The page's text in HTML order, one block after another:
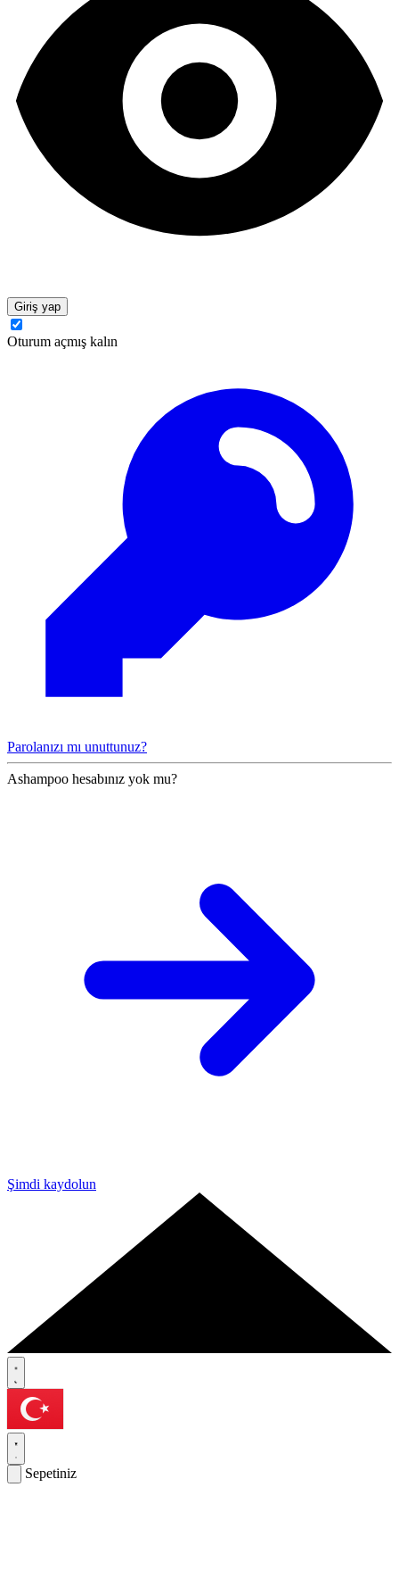
Giriş yap
Oturum açmış kalın
Parolanızı mı unuttunuz?
Ashampoo hesabınız yok mu?
Şimdi kaydolun
Sepetiniz